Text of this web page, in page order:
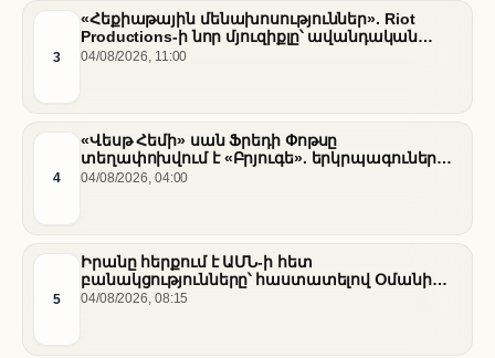
3
«Հեքիաթային մենախոսություններ». Riot
Productions-ի նոր մյուզիքլը՝ ավանդական
պատմությունների նոր վերաիմաստավորում
04/08/2026, 11:00
4
«Վեսթ Հեմի» սան Ֆրեդի Փոթսը
տեղափոխվում է «Բրյուգե». երկրպագուների
դժգոհությունը և ակումբի ռազմավարությունը
04/08/2026, 04:00
5
Իրանը հերքում է ԱՄՆ-ի հետ
բանակցությունները՝ հաստատելով Օմանի
միջնորդությամբ քննարկումները Հորմուզի
04/08/2026, 08:15